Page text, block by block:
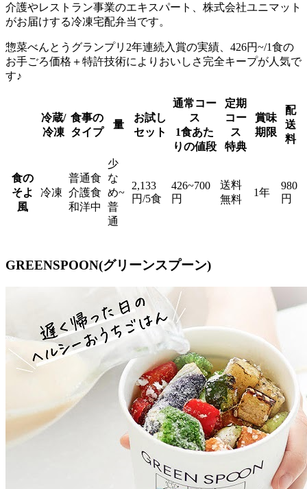
介護やレストラン事業のエキスパート、株式会社ユニマット
がお届けする冷凍宅配弁当です。
惣菜べんとうグランプリ2年連続入賞の実績、426円~/1食の
お手ごろ価格＋特許技術によりおいしさ完全キープが人気で
す♪
冷蔵/
冷凍
食事の
タイプ
量
お試し
セット
通常コー
ス
1食あた
りの値段
定期
コー
ス
特典
賞味
期限
配
送
料
食の
そよ
風
冷凍
普通食
介護食
和洋中
少
な
め~
普
通
2,133
円/5食
426~700
円
送料
無料
1年
980
円
GREENSPOON(グリーンスプーン)